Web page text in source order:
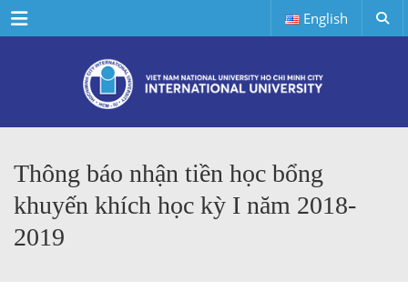
Menu English
Thông báo nhận tiền học bổng
khuyến khích học kỳ I năm 2018-
2019